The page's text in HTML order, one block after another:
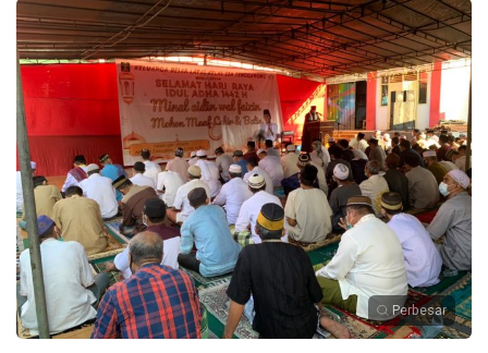
Perbesar